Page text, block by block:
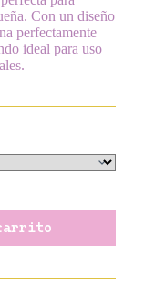
Con un diseño
perfectamente
ideal para uso